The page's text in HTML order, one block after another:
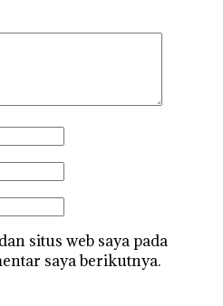
situs web saya pada
saya berikutnya.